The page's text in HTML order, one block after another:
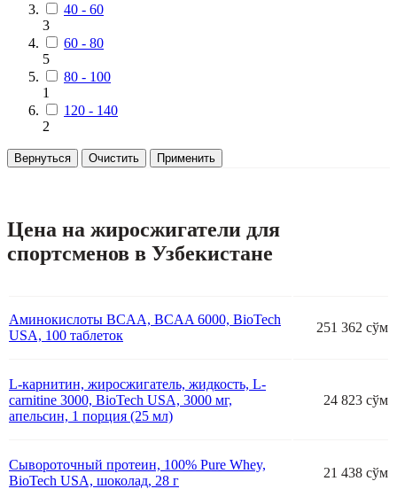
40 - 60
3
60 - 80
5
80 - 100
1
120 - 140
2
Вернуться Очистить Применить
Цена на жиросжигатели для
спортсменов в Узбекистане
Аминокислоты BCAA, BCAA 6000, BioTech
USA, 100 таблеток
251 362 сўм
L-карнитин, жиросжигатель, жидкость, L-
carnitine 3000, BioTech USA, 3000 мг,
апельсин, 1 порция (25 мл)
24 823 сўм
Сывороточный протеин, 100% Pure Whey,
BioTech USA, шоколад, 28 г
21 438 сўм